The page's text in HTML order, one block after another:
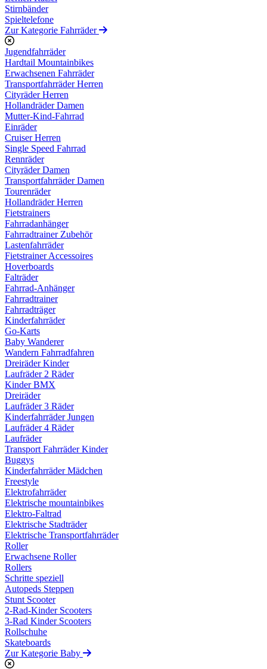
Stirnbänder
Spieltelefone
Zur Kategorie Fahrräder
Jugendfahrräder
Hardtail Mountainbikes
Erwachsenen Fahrräder
Transportfahrräder Herren
Cityräder Herren
Hollandräder Damen
Mutter-Kind-Fahrrad
Einräder
Cruiser Herren
Single Speed Fahrrad
Rennräder
Cityräder Damen
Transportfahrräder Damen
Tourenräder
Hollandräder Herren
Fietstrainers
Fahrradanhänger
Fahrradtrainer Zubehör
Lastenfahrräder
Fietstrainer Accessoires
Hoverboards
Falträder
Fahrrad-Anhänger
Fahrradtrainer
Fahrradträger
Kinderfahrräder
Go-Karts
Baby Wanderer
Wandern Fahrradfahren
Dreiräder Kinder
Laufräder 2 Räder
Kinder BMX
Dreiräder
Laufräder 3 Räder
Kinderfahrräder Jungen
Laufräder 4 Räder
Laufräder
Transport Fahrräder Kinder
Buggys
Kinderfahrräder Mädchen
Freestyle
Elektrofahrräder
Elektrische mountainbikes
Elektro-Faltrad
Elektrische Stadträder
Elektrische Transportfahrräder
Roller
Erwachsene Roller
Rollers
Schritte speziell
Autopeds Steppen
Stunt Scooter
2-Rad-Kinder Scooters
3-Rad Kinder Scooters
Rollschuhe
Skateboards
Zur Kategorie Baby